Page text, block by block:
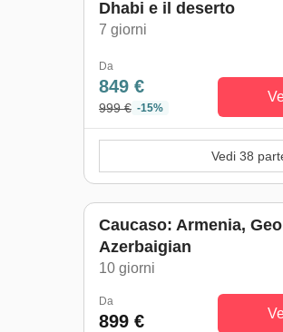
Dhabi e il deserto
7 giorni
Da
849 €
999 € -15%
Vedi 38
Caucaso: Armenia,
Azerbaigian
10 giorni
Da
899 €